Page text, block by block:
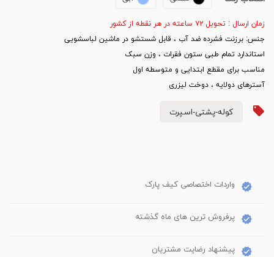
زمان ارسال : تحویل ۷۲ ساعته در هر نقطه از کشور
جنس: برزنت فشرده ضد آب ، قابل شستشو در ماشین لباسشویی
استاندارد تمام طبی ستون فقرات ، وزن سبک
مناسب برای مقطع ابتدایی و متوسطه اول
آسترهای دولایه ، دوخت لیزری
کوله-پشتی-اسپرت
واردات اختصاصی کیف پارک
پرفروش ترین های ماه گذشته
پیشنهاد رضایت مشتریان